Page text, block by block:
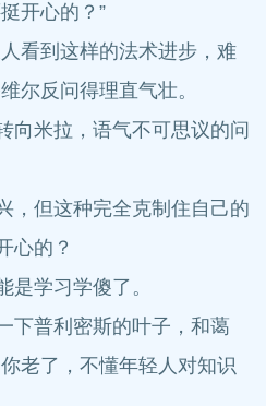
开心的？”
看到这样的法术进步，难
尔反问得理直气壮。
向米拉，语气不可思议的问
，但这种完全克制住自己的
心的？
是学习学傻了。
下普利密斯的叶子，和蔼
老了，不懂年轻人对知识